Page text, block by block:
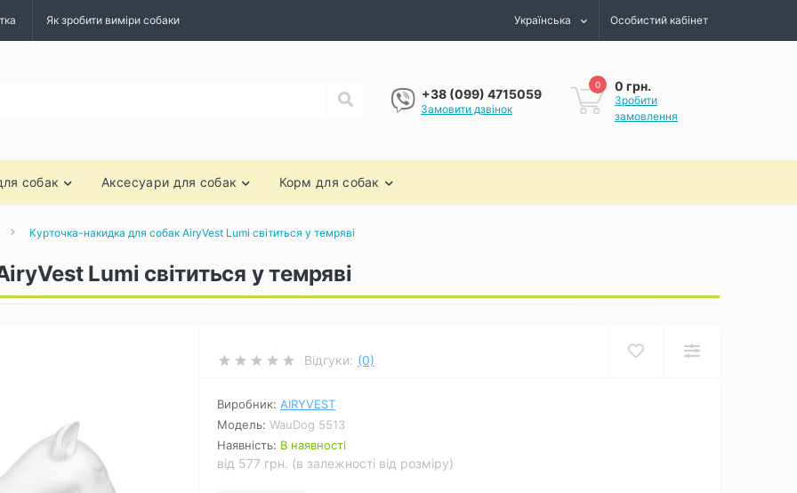
Як зробити виміри собаки Українська Особистий кабінет
+38 (099) 4715059
Замовити дзвінок
0 0 грн.
Зробити
замовлення
собак Аксесуари для собак Корм для собак
Курточка-накидка для собак AiryVest Lumi світиться у темряві
Lumi світиться у темряві
Відгуки: (0)
Виробник: AIRYVEST
Модель: WauDog 5513
Наявність: В наявності
від 577 грн. (в залежності від розміру)